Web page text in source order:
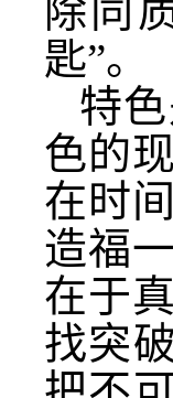
除同
匙”。
特
色的
在时
造福
在于
找突